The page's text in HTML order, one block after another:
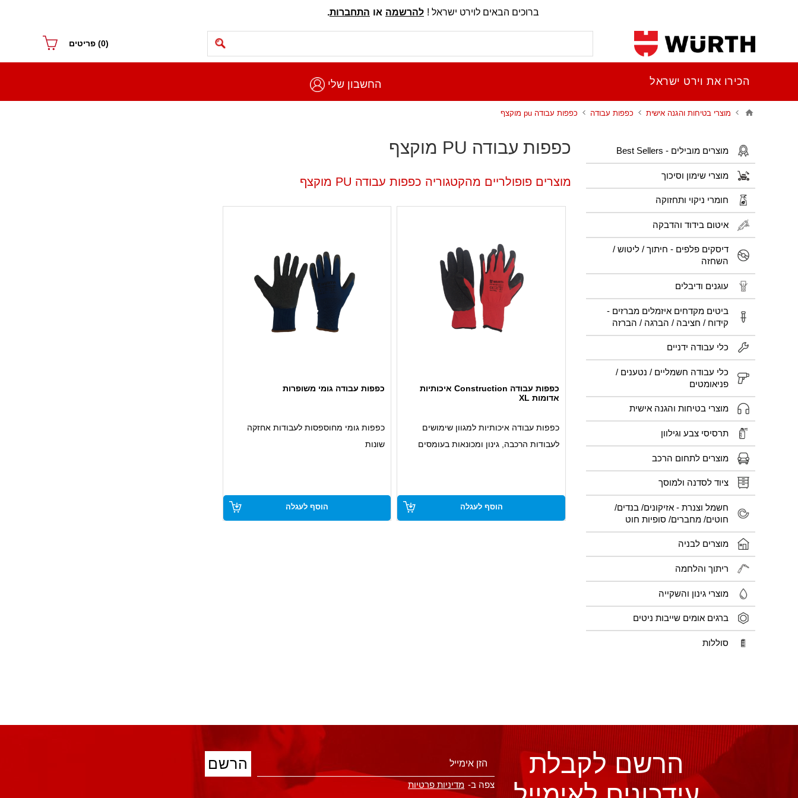
ברוכים הבאים לוירט ישראל ! להרשמה או התחברות.
(0) פריטים
מוצרים מובילים - Best Sellers
מוצרי שימון וסיכוך
חומרי ניקוי ותחזוקה
איטום בידוד והדבקה
דיסקים פלפים - חיתוך / ליטוש /
השחזה
עוגנים ודיבלים
ביטים מקדחים איזמלים מברזים -
קידוח / חציבה / הברגה / הברזה
כלי עבודה ידניים
כלי עבודה חשמליים / נטענים /
פניאומטים
מוצרי בטיחות והגנה אישית
תרסיסי צבע וגילוון
מוצרים לתחום הרכב
ציוד לסדנה ולמוסך
חשמל וצנרת - אזיקונים/ בנדים/
חוטים/ מחברים/ סופיות חוט
מוצרים לבניה
ריתוך והלחמה
מוצרי גינון והשקייה
ברגים אומים שייבות ניטים
סוללות
הכירו את וירט ישראל החשבון שלי
מוצרי בטיחות והגנה אישית כפפות עבודה כפפות עבודה pu מוקצף
כפפות עבודה PU מוקצף
מוצרים פופולריים מהקטגוריה כפפות עבודה PU מוקצף
כפפות עבודה Construction איכותיות
אדומות XL
כפפות עבודה איכותיות למגוון שימושים
לעבודות הרכבה, גינון ומכונאות בעומסים
אלסטיות במיוחד
הוסף לעגלה
כפפות עבודה גומי משופרות
כפפות גומי מחוספסות לעבודות אחזקה
שונות
הוסף לעגלה
הרשם לקבלת
צפה ב- מדיניות פרטיות